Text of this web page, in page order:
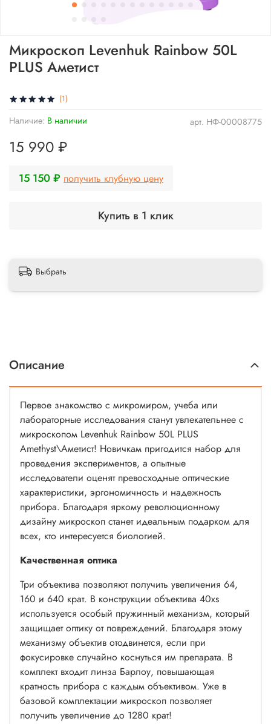
(1)
арт. НФ-00008775
Наличие: В наличии
Микроскоп Levenhuk Rainbow 50L
PLUS Аметист
15 990 ₽
15 150 ₽ получить клубную цену
Купить в 1 клик
Выбрать
Описание
Первое знакомство с микромиром, учеба или
лабораторные исследования станут увлекательнее с
микроскопом Levenhuk Rainbow 50L PLUS
Amethyst\Аметист! Новичкам пригодится набор для
проведения экспериментов, а опытные
исследователи оценят превосходные оптические
характеристики, эргономичность и надежность
прибора. Благодаря яркому революционному
дизайну микроскоп станет идеальным подарком для
всех, кто интересуется биологией.
Качественная оптика
Три объектива позволяют получить увеличения 64,
160 и 640 крат. В конструкции объектива 40xs
используется особый пружинный механизм, который
защищает оптику от повреждений. Благодаря этому
механизму объектив отодвинется, если при
фокусировке случайно коснуться им препарата. В
комплект входит линза Барлоу, повышающая
кратность прибора с каждым объективом. Уже в
базовой комплектации микроскоп позволяет
получить увеличение до 1280 крат!